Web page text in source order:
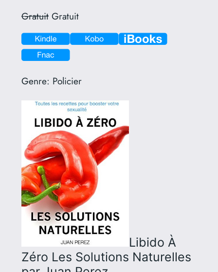
GratuitGratuit
Genre: Policier
Libido À
Zéro Les Solutions Naturelles